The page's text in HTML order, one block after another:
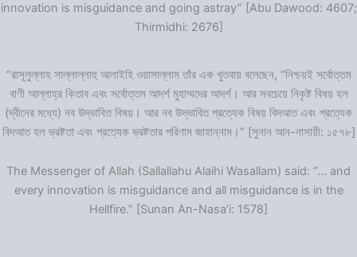
innovation is misguidance and going astray” [Abu Dawood: 4607;
Thirmidhi: 2676]
“রাসূলুল্লাহ সাল্লাল্লাহু আলাইহি ওয়াসাল্লাম তাঁর এক খুতবায় বলেছেন, “নিশ্চয়ই সর্বোত্তম
বাণী আল্লাহ্‌র কিতাব এবং সর্বোত্তম আদর্শ মুহাম্মদের আদর্শ। আর সবচেয়ে নিকৃষ্ট বিষয় হল
(দ্বীনের মধ্যে) নব উদ্ভাবিত বিষয়। আর নব উদ্ভাবিত প্রত্যেক বিষয় বিদআত এবং প্রত্যেক
বিদআত হল ভ্রষ্টতা এবং প্রত্যেক ভ্রষ্টতার পরিণাম জাহান্নাম।” [সুনান আন-নাসায়ী: ১৫৭৮]
The Messenger of Allah (Sallallahu Alaihi Wasallam) said: “… and
every innovation is misguidance and all misguidance is in the
Hellfire.” [Sunan An-Nasa’i: 1578]